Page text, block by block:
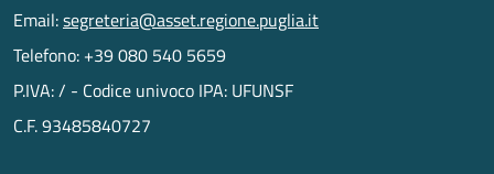
Email:segreteria@asset.regione.puglia.it
Telefono: +39 080 540 5659
P.IVA: / - Codice univoco IPA: UFUNSF
C.F. 93485840727